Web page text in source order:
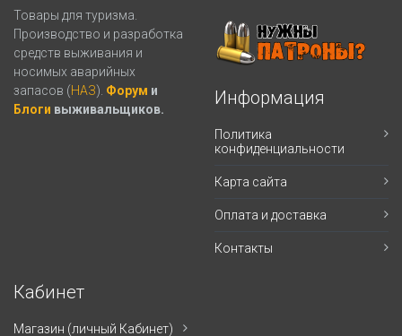
Товары для туризма.
Производство и разработка
средств выживания и
носимых аварийных
запасов (НАЗ). Форум и
Блоги выживальщиков.
Информация
Политика
конфиденциальности
Карта сайта
Оплата и доставка
Контакты
Кабинет
Магазин (личный Кабинет)